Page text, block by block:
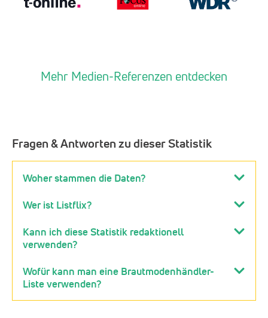
Mehr Medien-Referenzen entdecken
Fragen & Antworten zu dieser Statistik
Woher stammen die Daten?
Wer ist Listflix?
Kann ich diese Statistik redaktionell
verwenden?
Wofür kann man eine Brautmodenhändler-
Liste verwenden?